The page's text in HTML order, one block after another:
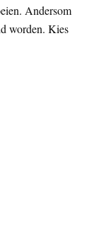
Andersom
worden. Kies